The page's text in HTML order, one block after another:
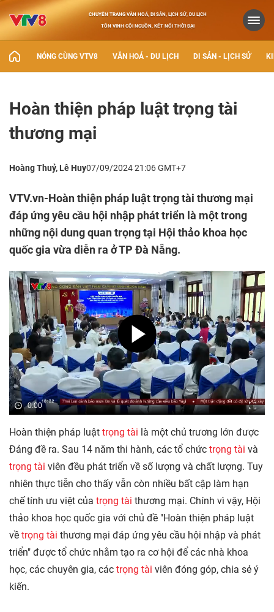
CHUYÊN TRANG VĂN HOÁ, DI SẢN, LỊCH SỬ, DU LỊCH
TÔN VINH CỘI NGUỒN, KẾT NỐI THỜI ĐẠI
NÓNG CÙNG VTV8 VĂN HOÁ - DU LỊCH DI SẢN - LỊCH SỬ
Hoàn thiện pháp luật trọng tài
thương mại
Hoàng Thuỷ, Lê Huy07/09/2024 21:06 GMT+7
VTV.vn-Hoàn thiện pháp luật trọng tài thương mại
đáp ứng yêu cầu hội nhập phát triển là một trong
những nội dung quan trọng tại Hội thảo khoa học
quốc gia vừa diễn ra ở TP Đà Nẵng.
0:00
Hoàn thiện pháp luật trọng tài là một chủ trương lớn được
Đảng đề ra. Sau 14 năm thi hành, các tổ chức trọng tài và
trọng tài viên đều phát triển về số lượng và chất lượng. Tuy
nhiên thực tiễn cho thấy vẫn còn nhiều bất cập làm hạn
chế tính ưu việt của trọng tài thương mại. Chính vì vậy, Hội
thảo khoa học quốc gia với chủ đề "Hoàn thiện pháp luật
về trọng tài thương mại đáp ứng yêu cầu hội nhập và phát
triển" được tổ chức nhằm tạo ra cơ hội để các nhà khoa
học, các chuyên gia, các trọng tài viên đóng góp, chia sẻ ý
kiến.